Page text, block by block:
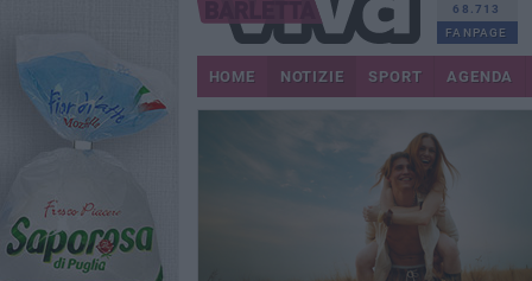
68.713
FANPAGE
HOME NOTIZIE SPORT AGENDA